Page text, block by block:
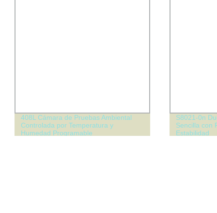
408L Cámara de Pruebas Ambiental
Controlada por Temperatura y
Humedad Programable
S8021-0n
Sencilla con
Estabilidad